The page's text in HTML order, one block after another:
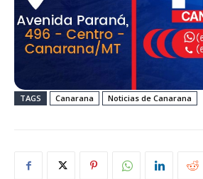
TAGS Canarana Noticias de Canarana